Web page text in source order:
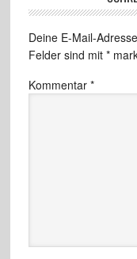
Deine E-Mail-
Felder sind mit *
Kommentar *